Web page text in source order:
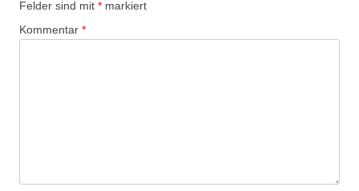
Felder sind mit * markiert
Kommentar *